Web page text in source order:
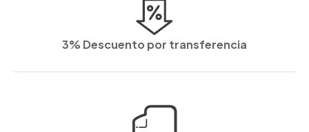
3% Descuento por transferencia